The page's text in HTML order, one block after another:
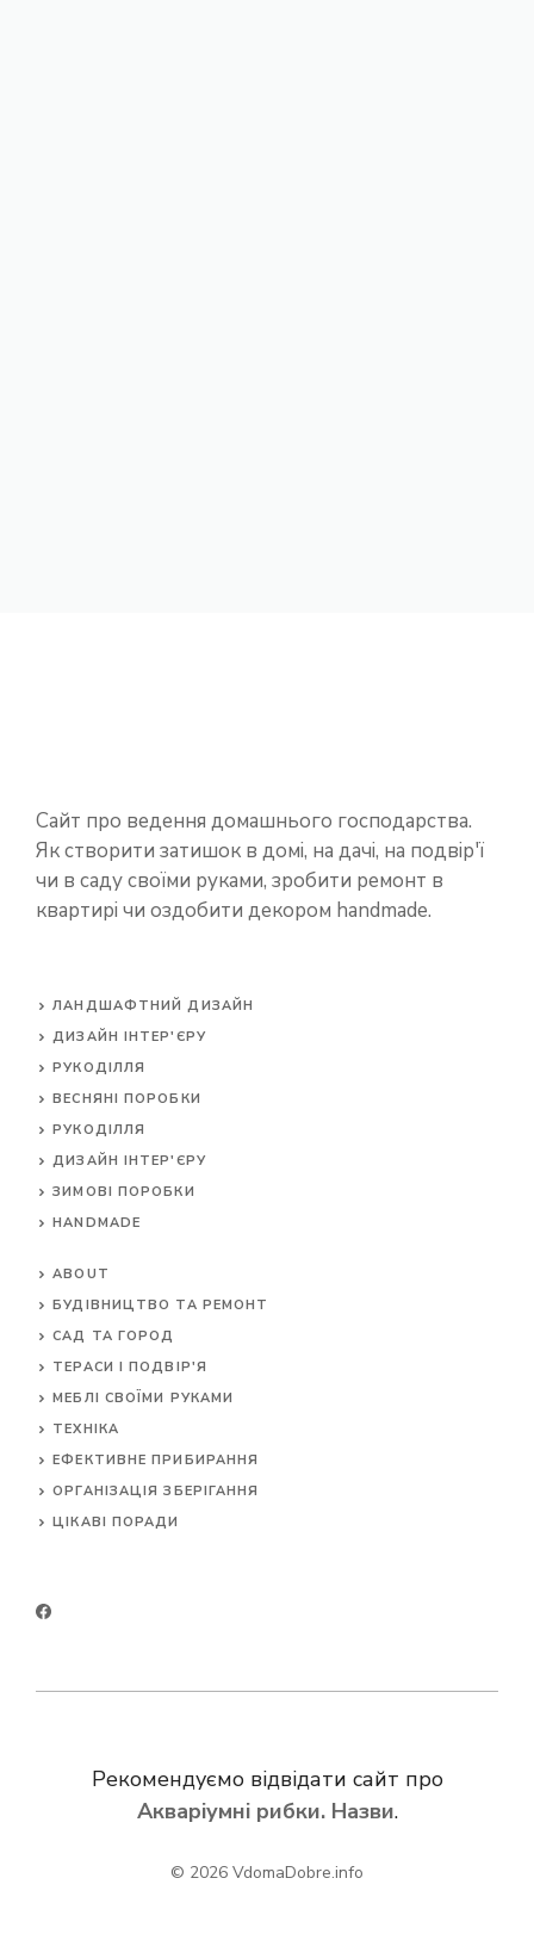
Сайт про ведення домашнього господарства.
Як створити затишок в домі, на дачі, на подвір'ї
чи в саду своїми руками, зробити ремонт в
квартирі чи оздобити декором handmade.
ЛАНДШАФТНИЙ ДИЗАЙН
ДИЗАЙН ІНТЕР'ЄРУ
РУКОДІЛЛЯ
ВЕСНЯНІ ПОРОБКИ
РУКОДІЛЛЯ
ДИЗАЙН ІНТЕР'ЄРУ
ЗИМОВІ ПОРОБКИ
HANDMADE
ABOUT
БУДІВНИЦТВО ТА РЕМОНТ
САД ТА ГОРОД
ТЕРАСИ І ПОДВІР'Я
МЕБЛІ СВОЇМИ РУКАМИ
ТЕХНІКА
ЕФЕКТИВНЕ ПРИБИРАННЯ
ОРГАНІЗАЦІЯ ЗБЕРІГАННЯ
ЦІКАВІ ПОРАДИ
Рекомендуємо відвідати сайт про
Акваріумні рибки. Назви.
© 2026 VdomaDobre.info